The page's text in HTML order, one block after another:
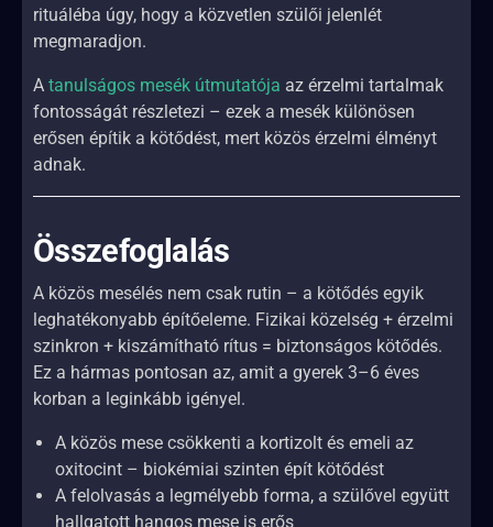
rituáléba úgy, hogy a közvetlen szülői jelenlét
megmaradjon.
A tanulságos mesék útmutatója az érzelmi tartalmak
fontosságát részletezi – ezek a mesék különösen
erősen építik a kötődést, mert közös érzelmi élményt
adnak.
Összefoglalás
A közös mesélés nem csak rutin – a kötődés egyik
leghatékonyabb építőeleme. Fizikai közelség + érzelmi
szinkron + kiszámítható rítus = biztonságos kötődés.
Ez a hármas pontosan az, amit a gyerek 3–6 éves
korban a leginkább igényel.
A közös mese csökkenti a kortizolt és emeli az
oxitocint – biokémiai szinten épít kötődést
A felolvasás a legmélyebb forma, a szülővel együtt
hallgatott hangos mese is erős